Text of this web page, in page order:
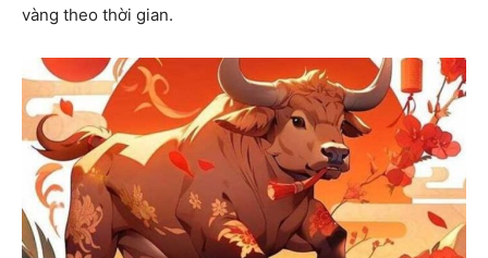
vàng theo thời gian.